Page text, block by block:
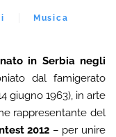
Musica
nato in Serbia negli
dal famigerato
giugno 1963), in arte
rappresentante del
2012 – per unire